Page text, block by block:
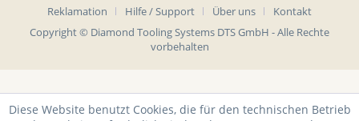
Reklamation Hilfe / Support Über uns
Kontakt
Copyright © Diamond Tooling Systems DTS GmbH - Alle Rechte
vorbehalten
Diese Website benutzt Cookies, die für den technischen Betrieb